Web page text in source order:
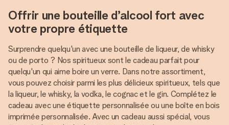
Offrir une bouteille d’alcool fort avec
votre propre étiquette
Surprendre quelqu'un avec une bouteille de liqueur, de whisky
ou de porto ? Nos spiritueux sont le cadeau parfait pour
quelqu'un qui aime boire un verre. Dans notre assortiment,
vous pouvez choisir parmi les plus délicieux spiritueux, tels que
la liqueur, le whisky, la vodka, le cognac et le gin. Complétez le
cadeau avec une étiquette personnalisée ou une boîte en bois
imprimée personnalisée. Avec un cadeau aussi spécial, vous